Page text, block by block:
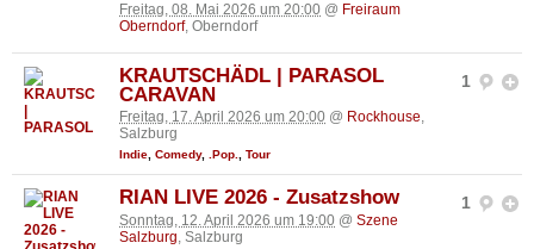
Freitag, 08. Mai 2026 um 20:00 @ Freiraum
Oberndorf, Oberndorf
1
KRAUTSCHÄDL | PARASOL
CARAVAN
Freitag, 17. April 2026 um 20:00 @ Rockhouse,
Salzburg
Indie, Comedy, .Pop., Tour
1
RIAN LIVE 2026 - Zusatzshow
Sonntag, 12. April 2026 um 19:00 @ Szene
Salzburg , Salzburg